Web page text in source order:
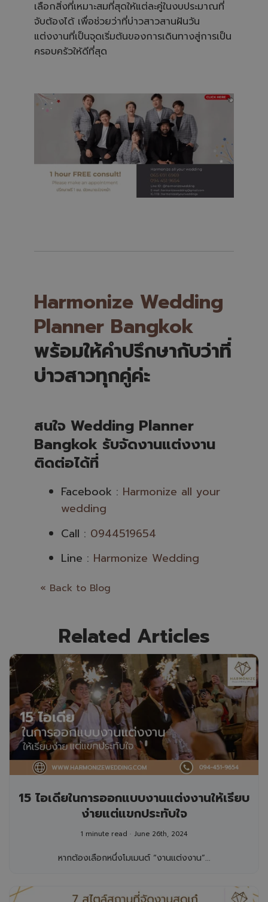
เลือกสิ่งที่เหมาะสมที่สุดให้แต่ละคู่ในงบประมาณที่
จับต้องได้ เพื่อช่วยว่าที่บ่าวสาวสานฝันวัน
แต่งงานที่เป็นจุดเริ่มต้นของการเดินทางสู่การเป็น
ครอบครัวให้ดีที่สุด
Harmonize Wedding
Planner Bangkok
พร้อมให้คำปรึกษากับว่าที่
บ่าวสาวทุกคู่ค่ะ
สนใจ Wedding Planner
Bangkok รับจัดงานแต่งงาน
ติดต่อได้ที่
Facebook : Harmonize all your
wedding
Call : 0944519654
Line : Harmonize Wedding
« Back to Blog
Related Articles
15 ไอเดียในการออกแบบงานแต่งงานให้เรียบ
ง่ายแต่แขกประทับใจ
1 minute read June 26th, 2024
หากต้องเลือกหนึ่งโมเมนต์ “งานแต่งงาน”...